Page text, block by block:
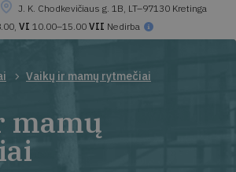
J. K. Chodkevičiaus g. 1B, LT–97130 Kretinga
VI 10.00–15.00 VII Nedirba
Vaikų ir mamų rytmečiai
mamų